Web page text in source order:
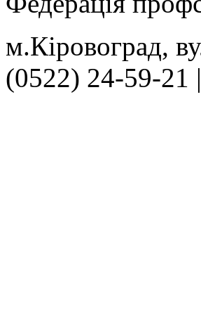
м.Кіровоград,
(0522) 24-59-21